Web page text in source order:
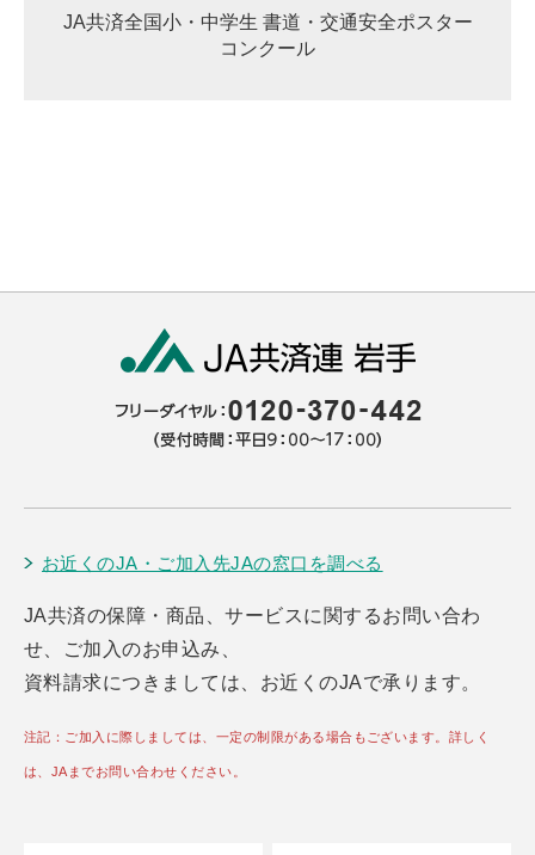
JA共済全国小・中学生 書道・交通安全ポスター
コンクール
お近くのJA・ご加入先JAの窓口を調べる
JA共済の保障・商品、サービスに関するお問い合わ
せ、ご加入のお申込み、
資料請求につきましては、お近くのJAで承ります。
注記：ご加入に際しましては、一定の制限がある場合もございます。詳しく
は、JAまでお問い合わせください。